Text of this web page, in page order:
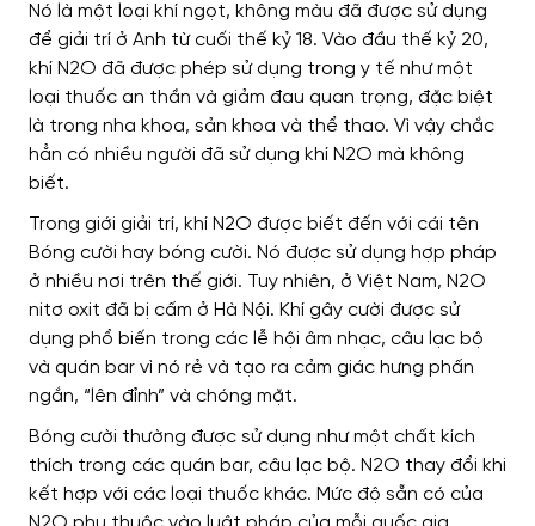
Nó là một loại khí ngọt, không màu đã được sử dụng
để giải trí ở Anh từ cuối thế kỷ 18. Vào đầu thế kỷ 20,
khí N2O đã được phép sử dụng trong y tế như một
loại thuốc an thần và giảm đau quan trọng, đặc biệt
là trong nha khoa, sản khoa và thể thao. Vì vậy chắc
hẳn có nhiều người đã sử dụng khí N2O mà không
biết.
Trong giới giải trí, khí N2O được biết đến với cái tên
Bóng cười hay bóng cười. Nó được sử dụng hợp pháp
ở nhiều nơi trên thế giới. Tuy nhiên, ở Việt Nam, N2O
nitơ oxit đã bị cấm ở Hà Nội. Khí gây cười được sử
dụng phổ biến trong các lễ hội âm nhạc, câu lạc bộ
và quán bar vì nó rẻ và tạo ra cảm giác hưng phấn
ngắn, “lên đỉnh” và chóng mặt.
Bóng cười thường được sử dụng như một chất kích
thích trong các quán bar, câu lạc bộ. N2O thay đổi khi
kết hợp với các loại thuốc khác. Mức độ sẵn có của